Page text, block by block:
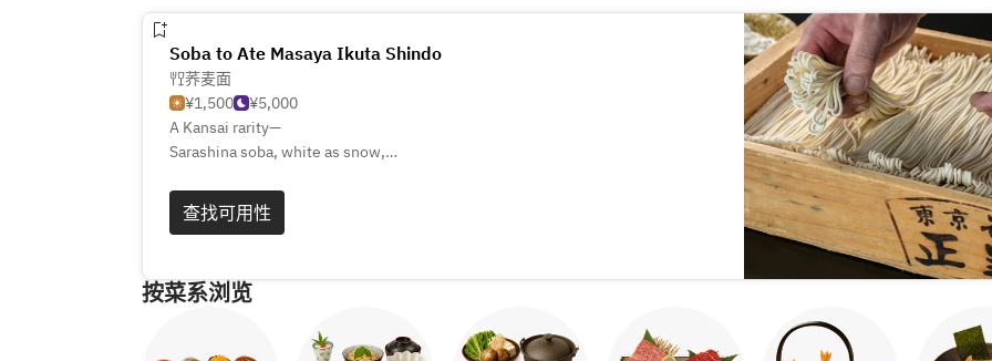
Soba to Ate Masaya Ikuta Shindo
荞麦面
¥1,500
¥5,000
A Kansai rarity—
Sarashina soba, white as snow,
From the hills of Tambasasayama,
deep, warm, unforgettable.
查找可用性
按菜系浏览